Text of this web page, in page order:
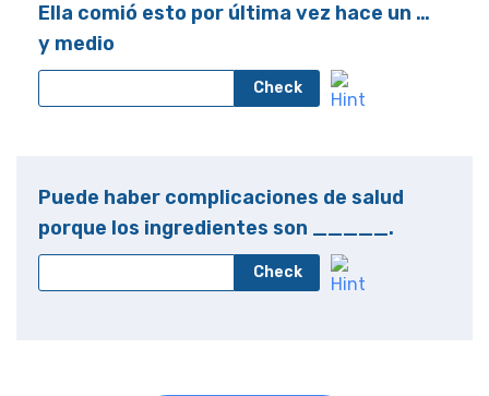
Ella comió esto por última vez hace un …
y medio
Check
Puede haber complicaciones de salud
porque los ingredientes son _____.
Check